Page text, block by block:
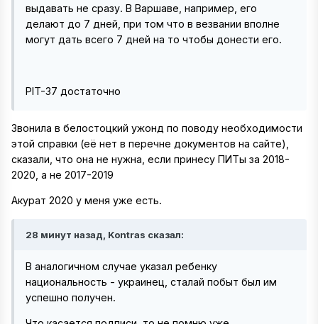
выдавать не сразу. В Варшаве, например, его
делают до 7 дней, при том что в везвании вполне
могут дать всего 7 дней на то чтобы донести его.
PIT-37 достаточно
Звонила в белостоцкий ужонд по поводу необходимости
этой справки (её нет в перечне документов на сайте),
сказали, что она не нужна, если принесу ПИТы за 2018-
2020, а не 2017-2019
Акурат 2020 у меня уже есть.
28 минут назад, Kontras сказал:
В аналогичном случае указал ребенку
национальность - украинец, сталай побыт был им
успешно получен.